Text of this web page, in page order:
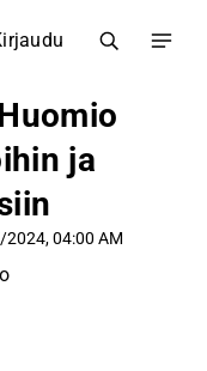
ja
04:00 AM